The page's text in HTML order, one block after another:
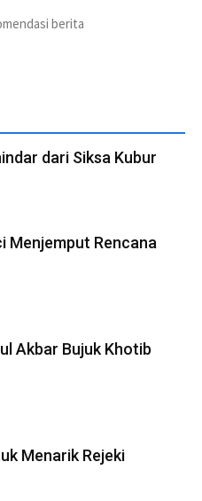
berita
dari Siksa Kubur
Menjemput Rencana
Akbar Bujuk Khotib
Menarik Rejeki